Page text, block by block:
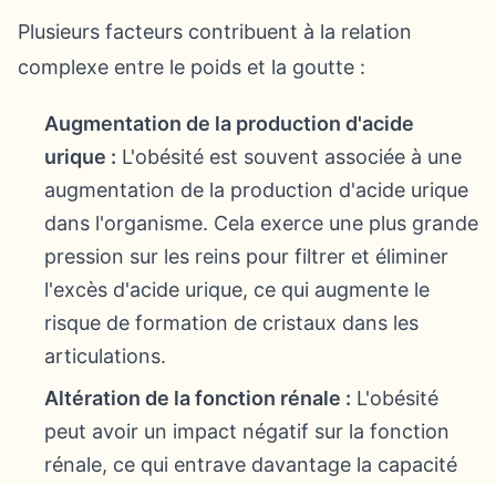
Plusieurs facteurs contribuent à la relation
complexe entre le poids et la goutte :
Augmentation de la production d'acide
urique : L'obésité est souvent associée à une
augmentation de la production d'acide urique
dans l'organisme. Cela exerce une plus grande
pression sur les reins pour filtrer et éliminer
l'excès d'acide urique, ce qui augmente le
risque de formation de cristaux dans les
articulations.
Altération de la fonction rénale : L'obésité
peut avoir un impact négatif sur la fonction
rénale, ce qui entrave davantage la capacité